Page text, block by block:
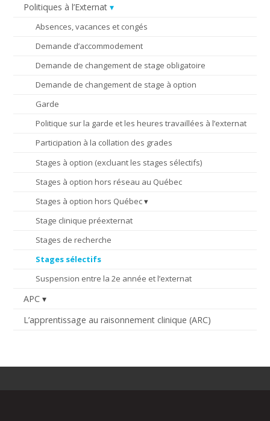
Politiques à l’Externat
Absences, vacances et congés
Demande d’accommodement
Demande de changement de stage obligatoire
Demande de changement de stage à option
Garde
Politique sur la garde et les heures travaillées à l’externat
Participation à la collation des grades
Stages à option (excluant les stages sélectifs)
Stages à option hors réseau au Québec
Stages à option hors Québec
Stage clinique préexternat
Stages de recherche
Stages sélectifs
Suspension entre la 2e année et l’externat
APC
L’apprentissage au raisonnement clinique (ARC)